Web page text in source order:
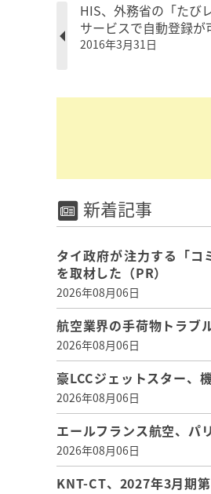
HIS、外務省の「たび
サービスで自動登録が
2016年3月31日
新着記事
タイ政府が注力する「
を取材した（PR）
2026年08月06日
航空業界の手荷物トラ
2026年08月06日
豪LCCジェットスター、
2026年08月06日
エールフランス航空、パ
2026年08月06日
KNT-CT、2027年3月期